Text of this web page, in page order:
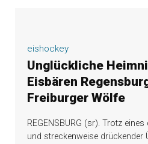
eishockey
Unglückliche
Eisbären
Freiburger Wölfe
REGENSBURG (sr). Trotz
und streckenweise drückender